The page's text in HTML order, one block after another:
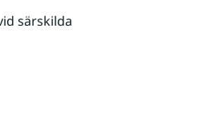
särskilda